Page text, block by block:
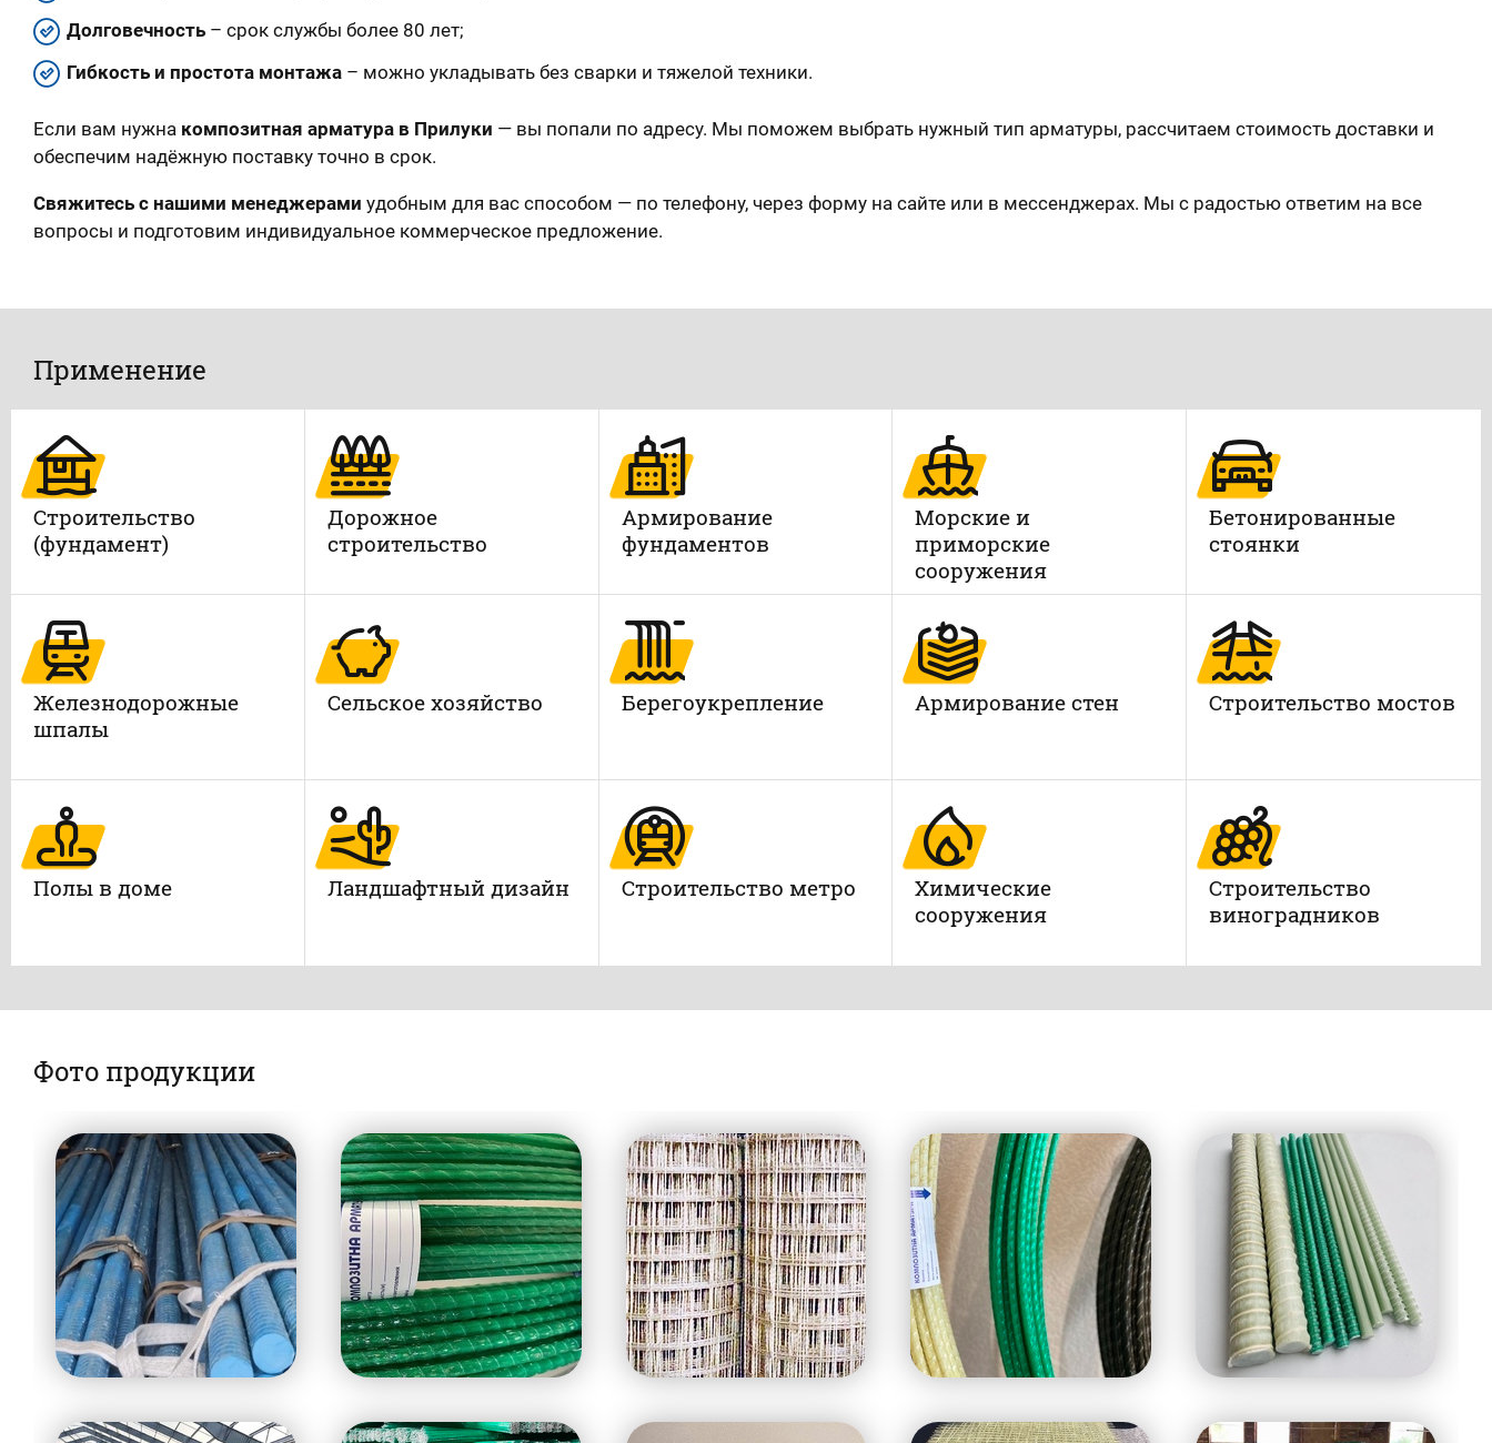
Долговечность – срок службы более 80 лет;
Гибкость и простота монтажа – можно укладывать без сварки и тяжелой техники.
Если вам нужна композитная арматура в Прилуки — вы попали по адресу. Мы поможем выбрать нужный тип арматуры, рассчитаем стоимость доставки и
обеспечим надёжную поставку точно в срок.
Свяжитесь с нашими менеджерами удобным для вас способом — по телефону, через форму на сайте или в мессенджерах. Мы с радостью ответим на все
вопросы и подготовим индивидуальное коммерческое предложение.
Применение
Строительство
(фундамент)
Дорожное
строительство
Армирование
фундаментов
Морские и
приморские
сооружения
Бетонированные
стоянки
Железнодорожные
шпалы
Сельское хозяйство Берегоукрепление Армирование стен Строительство мостов
Полы в доме Ландшафтный дизайн Строительство метро
Химические
сооружения
Строительство
виноградников
Фото продукции